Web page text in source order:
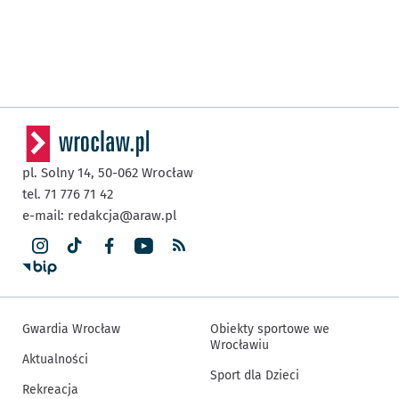
pl. Solny 14, 50-062 Wrocław
tel. 71 776 71 42
e-mail: redakcja@araw.pl
Gwardia Wrocław
Aktualności
Rekreacja
Obiekty sportowe we
Wrocławiu
Sport dla Dzieci